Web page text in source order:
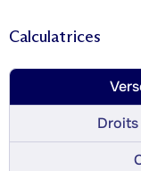
Calculatrices